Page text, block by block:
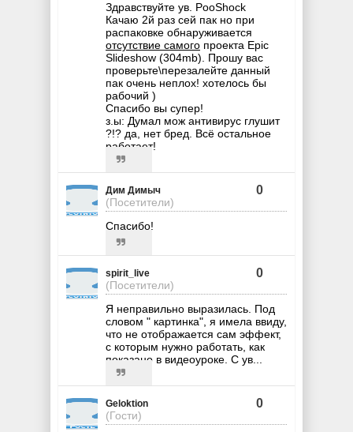
Здравствуйте ув. PooShock
Качаю 2й раз сей пак но при
распаковке обнаруживается
отсутствие самого проекта Epic
Slideshow (304mb). Прошу вас
проверьте\перезалейте данный
пак очень неплох! хотелось бы
рабочий )
Спасибо вы супер!
з.ы: Думал мож антивирус глушит
?!? да, нет бред. Всё остальное
работает!
Дим Димыч
(Посетители)
0
Спасибо!
spirit_live
(Посетители)
0
Я неправильно выразилась. Под
словом " картинка", я имела ввиду,
что не отображается сам эффект,
с которым нужно работать, как
показано в видеоуроке. С ув...
Geloktion
(Гости)
0